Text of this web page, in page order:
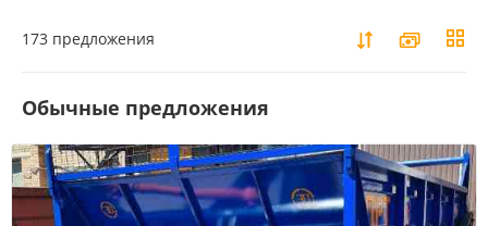
173 предложения
Обычные предложения